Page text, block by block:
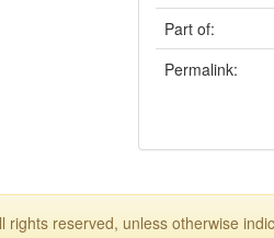
Part of:
Permalink:
reserved, unless otherwise